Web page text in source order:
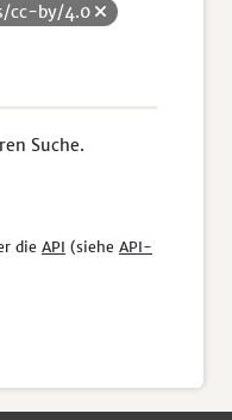
cc-by/4.0
Suche.
die API (siehe API-